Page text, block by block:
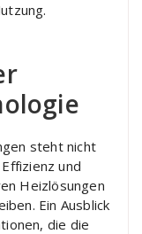
steht nicht
und
Heizlösungen
Ein Ausblick
die die